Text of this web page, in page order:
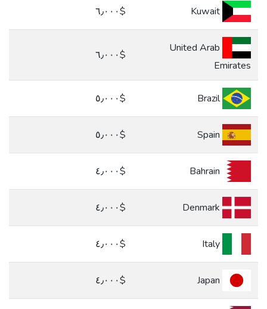
Kuwait $٦٫٠٠٠
United Arab
Emirates
$٦٫٠٠٠
Brazil $٥٫٠٠٠
$٥٫٠٠٠
$٤٫٠٠٠
$٤٫٠٠٠
Italy $٤٫٠٠٠
$٤٫٠٠٠